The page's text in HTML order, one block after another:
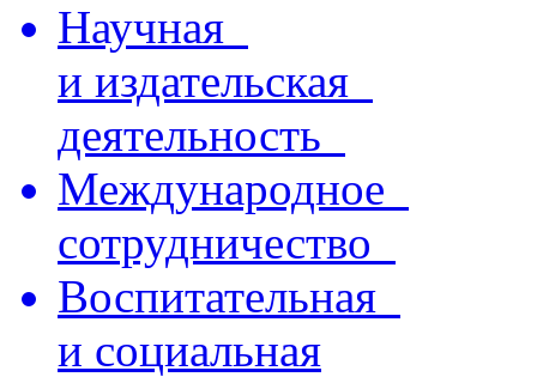
Научная
и издательская
деятельность
Международное
сотрудничество
Воспитательная
и социальная